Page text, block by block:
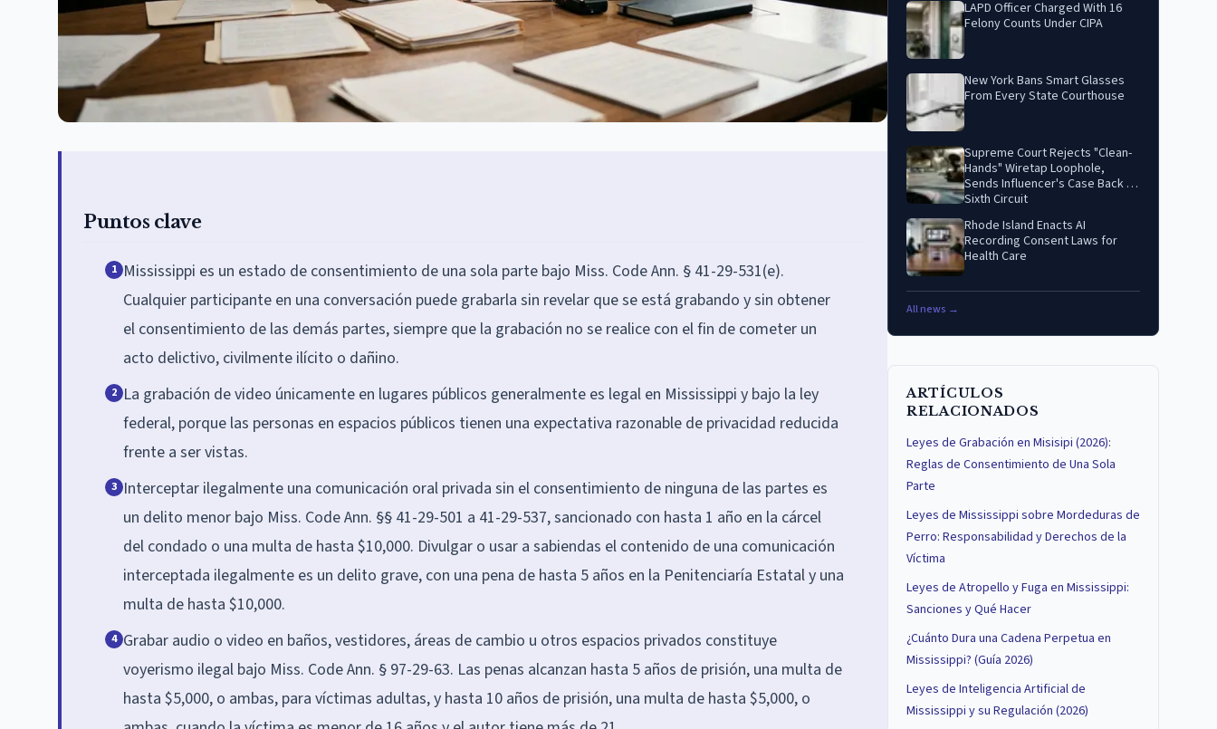
Puntos clave
1 Mississippi es un estado de consentimiento de una sola parte bajo Miss. Code Ann. § 41-29-531(e).
Cualquier participante en una conversación puede grabarla sin revelar que se está grabando y sin obtener
el consentimiento de las demás partes, siempre que la grabación no se realice con el fin de cometer un
acto delictivo, civilmente ilícito o dañino.
2 La grabación de video únicamente en lugares públicos generalmente es legal en Mississippi y bajo la ley
federal, porque las personas en espacios públicos tienen una expectativa razonable de privacidad reducida
frente a ser vistas.
3 Interceptar ilegalmente una comunicación oral privada sin el consentimiento de ninguna de las partes es
un delito menor bajo Miss. Code Ann. §§ 41-29-501 a 41-29-537, sancionado con hasta 1 año en la cárcel
del condado o una multa de hasta $10,000. Divulgar o usar a sabiendas el contenido de una comunicación
interceptada ilegalmente es un delito grave, con una pena de hasta 5 años en la Penitenciaría Estatal y una
multa de hasta $10,000.
4 Grabar audio o video en baños, vestidores, áreas de cambio u otros espacios privados constituye
voyerismo ilegal bajo Miss. Code Ann. § 97-29-63. Las penas alcanzan hasta 5 años de prisión, una multa de
hasta $5,000, o ambas, para víctimas adultas, y hasta 10 años de prisión, una multa de hasta $5,000, o
LAPD Officer Charged With 16
Felony Counts Under CIPA
New York Bans Smart Glasses
From Every State Courthouse
Supreme Court Rejects "Clean-
Hands" Wiretap Loophole,
Sends Influencer's Case Back to
Sixth Circuit
Rhode Island Enacts AI
Recording Consent Laws for
Health Care
All news →
ARTÍCULOS
RELACIONADOS
Leyes de Grabación en Misisipi (2026):
Reglas de Consentimiento de Una Sola
Parte
Leyes de Mississippi sobre Mordeduras de
Perro: Responsabilidad y Derechos de la
Víctima
Leyes de Atropello y Fuga en Mississippi:
Sanciones y Qué Hacer
¿Cuánto Dura una Cadena Perpetua en
Mississippi? (Guía 2026)
Leyes de Inteligencia Artificial de
Mississippi y su Regulación (2026)